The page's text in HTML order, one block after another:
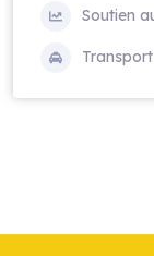
Soutien